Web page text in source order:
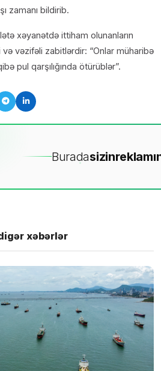
zamanı bildirib.
xəyanətdə ittiham olunanların
vəzifəli zabitlərdir: “Onlar müharibə
pul qarşılığında ötürüblər”.
Buradasizin
xəbərlər